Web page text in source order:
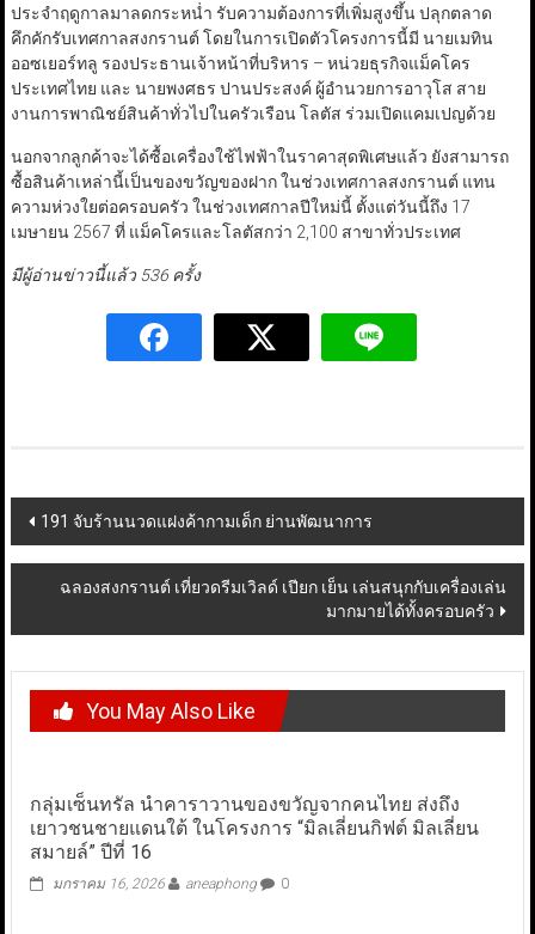
ประจำฤดูกาลมาลดกระหน่ำ รับความต้องการที่เพิ่มสูงขึ้น ปลุกตลาด
คึกคักรับเทศกาลสงกรานต์ โดยในการเปิดตัวโครงการนี้มี นายเมทิน
ออซเยอร์ทลู รองประธานเจ้าหน้าที่บริหาร – หน่วยธุรกิจแม็คโคร
ประเทศไทย และ นายพงศธร ปานประสงค์ ผู้อำนวยการอาวุโส สาย
งานการพาณิชย์สินค้าทั่วไปในครัวเรือน โลตัส ร่วมเปิดแคมเปญด้วย
นอกจากลูกค้าจะได้ซื้อเครื่องใช้ไฟฟ้าในราคาสุดพิเศษแล้ว ยังสามารถ
ซื้อสินค้าเหล่านี้เป็นของขวัญของฝาก ในช่วงเทศกาลสงกรานต์ แทน
ความห่วงใยต่อครอบครัว ในช่วงเทศกาลปีใหม่นี้ ตั้งแต่วันนี้ถึง 17
เมษายน 2567 ที่ แม็คโครและโลตัสกว่า 2,100 สาขาทั่วประเทศ
มีผู้อ่านข่าวนี้แล้ว 536 ครั้ง
Post
navigation
191 จับร้านนวดแฝงค้ากามเด็ก ย่านพัฒนาการ
ฉลองสงกรานต์ เที่ยวดรีมเวิลด์ เปียก เย็น เล่นสนุกกับเครื่องเล่น
มากมายได้ทั้งครอบครัว
You May Also Like
กลุ่มเซ็นทรัล นำคาราวานของขวัญจากคนไทย ส่งถึง
เยาวชนชายแดนใต้ ในโครงการ “มิลเลี่ยนกิฟต์ มิลเลี่ยน
สมายล์” ปีที่ 16
มกราคม 16, 2026 aneaphong 0